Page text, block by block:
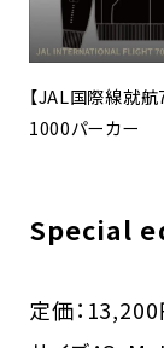
【JAL国際線就
1000パーカー
Special
定価：